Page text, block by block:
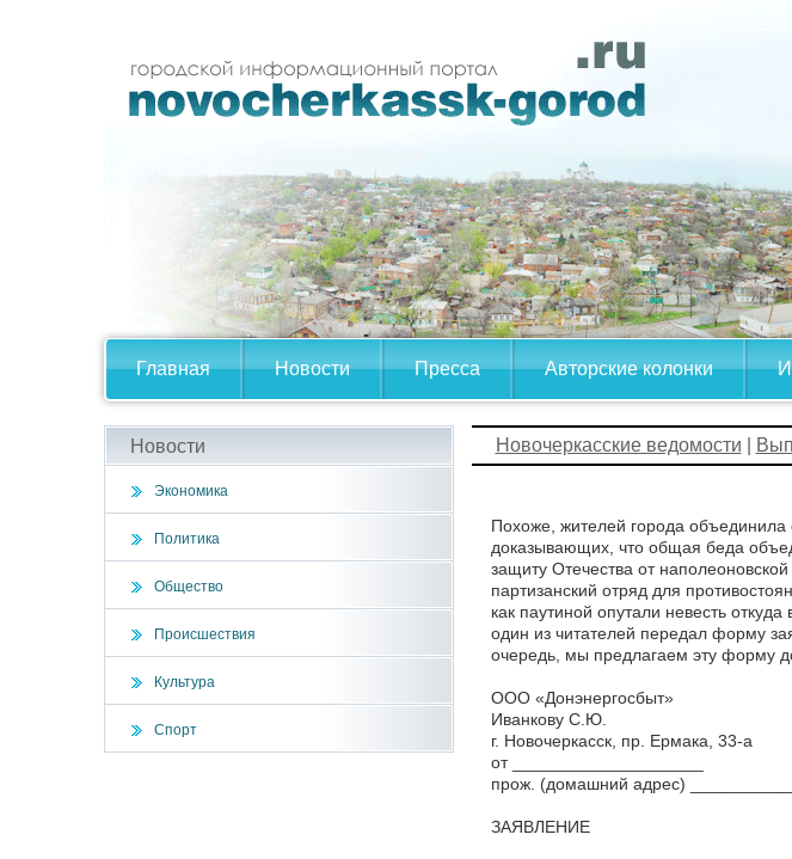
Главная Новости Пресса Авторские колонки
Новости
Экономика
Политика
Общество
Происшествия
Культура
Спорт
Новочеркасские ведомости
Похоже, жителей города
доказывающих, что общая беда
защиту Отечества от
партизанский отряд для
как паутиной опутали невесть
один из читателей передал форму
очередь, мы предлагаем эту форму
ООО «Донэнергосбыт»
Иванкову С.Ю.
г. Новочеркасск, пр. Ермака, 33-а
от ____________________
прож. (домашний адрес)
ЗАЯВЛЕНИЕ